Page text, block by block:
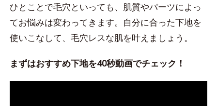
ひとことで毛穴といっても、肌質やパーツによっ
てお悩みは変わってきます。自分に合った下地を
使いこなして、毛穴レスな肌を叶えましょう。
まずはおすすめ下地を40秒動画でチェック！